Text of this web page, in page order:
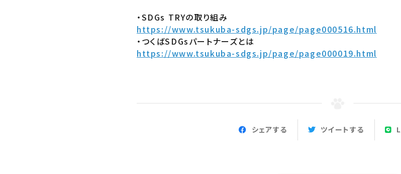
・SDGs TRYの取り組み
https://www.tsukuba-sdgs.jp/page/page000516.html
・ つくばSDGsパートナーズとは
https://www.tsukuba-sdgs.jp/page/page000019.html
シェアする ツイートする